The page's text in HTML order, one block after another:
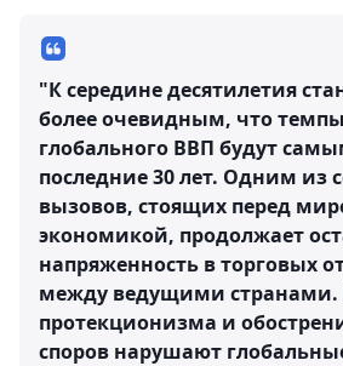
"К середине десятилетия
более очевидным, что
глобального ВВП будут
последние 30 лет. Одним из
вызовов, стоящих перед
экономикой, продолжает
напряженность в торговых
между ведущими странами.
протекционизма и
споров нарушают